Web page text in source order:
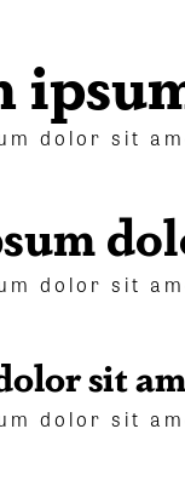
dolor sit
dolor sit
sit
dolor sit